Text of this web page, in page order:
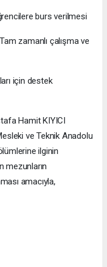
burs verilmesi
zamanlı çalışma ve
için destek
Hamit KIYICI
ve Teknik Anadolu
ilginin
mezunların
amacıyla,